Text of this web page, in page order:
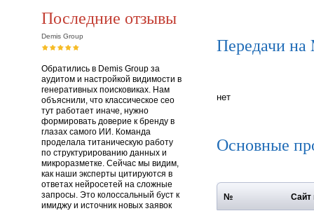
Последние отзывы
Demis Group
Обратились в Demis Group за
аудитом и настройкой видимости в
генеративных поисковиках. Нам
объяснили, что классическое сео
тут работает иначе, нужно
формировать доверие к бренду в
глазах самого ИИ. Команда
проделала титаническую работу
по структурированию данных и
микроразметке. Сейчас мы видим,
как наши эксперты цитируются в
ответах нейросетей на сложные
запросы. Это колоссальный буст к
имиджу и источник новых заявок
Передачи на
нет
Основные
№ Сайт